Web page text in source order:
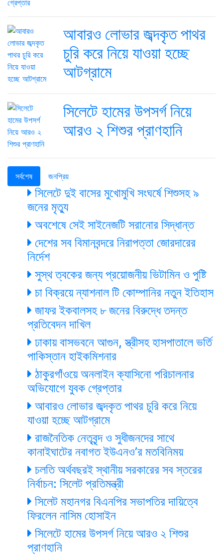
আবারও লোভার জব্দকৃত পাথর
চুরি করে নিয়ে যাওয়া হচ্ছে
আটগ্রামে
সিলেটে হামের উপসর্গ নিয়ে
আরও ২ শিশুর প্রাণহানি
সর্বশেষ জনপ্রিয়
সিলেটে দুই বাসের মুখোমুখি সংঘর্ষে শিশুসহ ৯
জনের মৃত্যু
অবশেষে সেই সাইনেজটি সরানোর সিদ্ধান্ত
দেশের সব বিমানবন্দরে নিরাপত্তা জোরদারের
নির্দেশ
সুস্থ ত্বকের জন্য প্রয়োজনীয় ভিটামিন ও পুষ্টি
চা বিক্রয়ে ন্যাশনাল টি কোম্পানির নতুন ইতিহাস
জাফর ইকবালসহ ৮ জনের বিরুদ্ধে তদন্ত
প্রতিবেদন দাখিল
ঢাকায় বাসভবনে আগুন, স্ত্রীসহ হাসপাতালে ভর্তি
পাকিস্তান হাইকমিশনার
ঠাকুরগাঁওয়ে অনলাইন ক্যাসিনো পরিচালনার
অভিযোগে যুবক গ্রেপ্তার
আবারও লোভার জব্দকৃত পাথর চুরি করে নিয়ে
যাওয়া হচ্ছে আটগ্রামে
রাজনৈতিক নেতৃবৃন্দ ও সুধীজনদের সাথে
কানাইঘাটের নবাগত ইউএনও’র মতবিনিময়
চলতি অর্থবছরই স্থানীয় সরকারের সব স্তরের
নির্বাচন: সিলেট প্রতিমন্ত্রী
সিলেট মহানগর বিএনপির সভাপতির দায়িত্বে
ফিরলেন নাসিম হোসাইন
সিলেটে হামের উপসর্গ নিয়ে আরও ২ শিশুর
প্রাণহানি